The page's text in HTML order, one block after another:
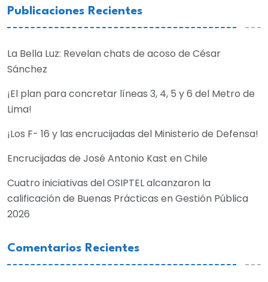
Publicaciones Recientes
La Bella Luz: Revelan chats de acoso de César
Sánchez
¡El plan para concretar líneas 3, 4, 5 y 6 del Metro de
Lima!
¡Los F- 16 y las encrucijadas del Ministerio de Defensa!
Encrucijadas de José Antonio Kast en Chile
Cuatro iniciativas del OSIPTEL alcanzaron la
calificación de Buenas Prácticas en Gestión Pública
2026
Comentarios Recientes